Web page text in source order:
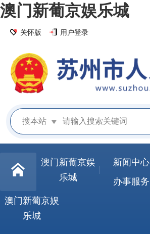
澳门新葡京娱乐城
关怀版 用户登录
搜本站
澳门新葡京娱
乐城
新闻中心
办事服务
澳门新葡京娱
乐城